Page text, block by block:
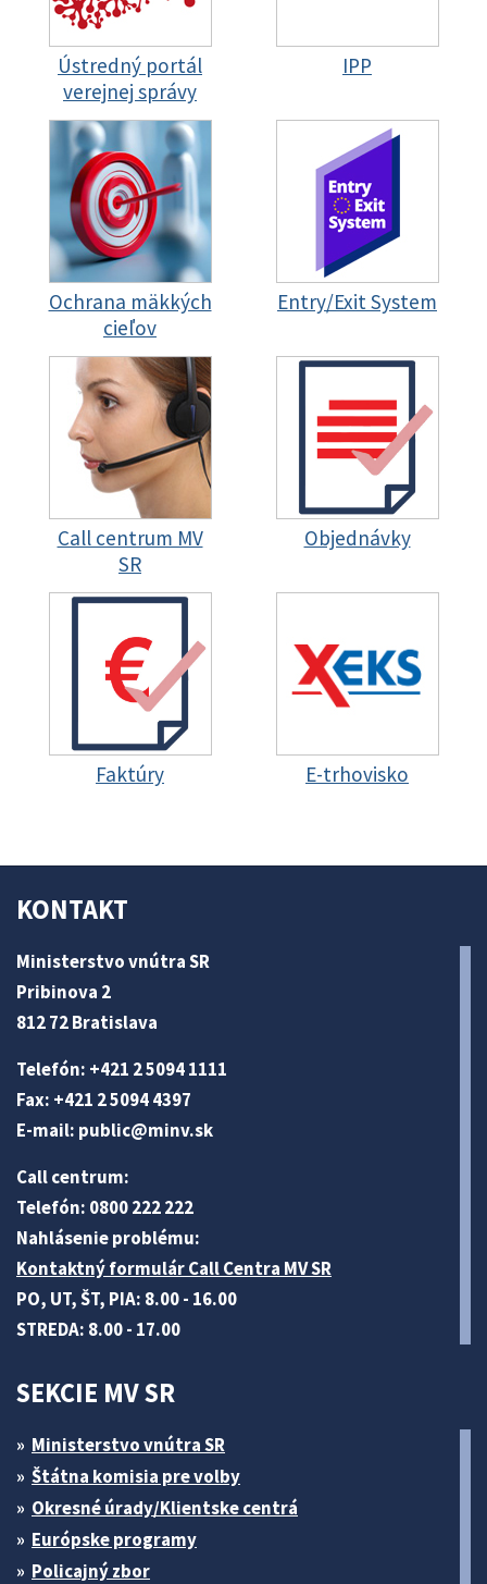
Ústredný portál
verejnej správy
IPP
Ochrana mäkkých
cieľov
Entry/Exit System
Call centrum MV
SR
Objednávky
Faktúry E-trhovisko
KONTAKT
Ministerstvo vnútra SR
Pribinova 2
812 72 Bratislava
Telefón: +421 2 5094 1111
Fax: +421 2 5094 4397
E-mail: public@minv.sk
Call centrum:
Telefón: 0800 222 222
Nahlásenie problému:
Kontaktný formulár Call Centra MV SR
PO, UT, ŠT, PIA: 8.00 - 16.00
STREDA: 8.00 - 17.00
SEKCIE MV SR
Ministerstvo vnútra SR
Štátna komisia pre volby
Okresné úrady/Klientske centrá
Európske programy
Policajný zbor